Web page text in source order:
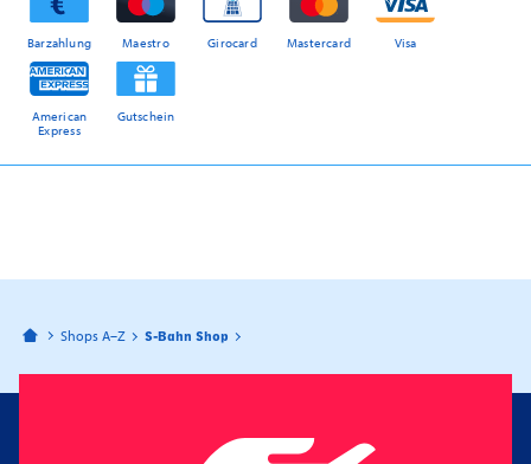
Barzahlung Maestro Girocard Mastercard Visa
American
Express
Gutschein
Bahnhofspassagen Potsdam
Shops A–Z S-Bahn Shop